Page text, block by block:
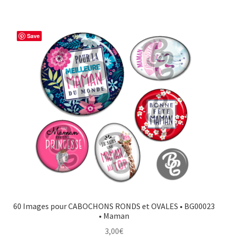
Save
60 Images pour CABOCHONS RONDS et OVALES • BG00023
• Maman
3,00€